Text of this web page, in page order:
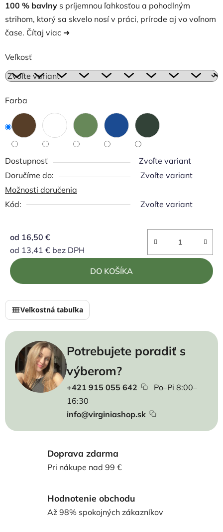
100 % bavlny s príjemnou ľahkosťou a pohodlným
strihom, ktorý sa skvelo nosí v práci, prírode aj vo voľnom
čase. Čítaj viac ➜
Veľkosť
Farba
Dostupnosť
Zvoľte variant
Zvoľte variant
Možnosti doručenia
Kód:
Zvoľte variant
od 16,50 €
od 13,41 € bez DPH
Jednotková cena:
DO KOŠÍKA
Veľkostná tabuľka
Potrebujete poradiť s
výberom?
+421 915 055 642
Po–Pi 8:00–
16:30
info@virginiashop.sk
Doprava zdarma
Pri nákupe nad 99 €
Hodnotenie obchodu
Až 98% spokojných zákazníkov